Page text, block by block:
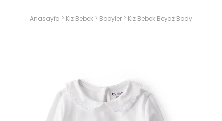
Anasayfa > Kız Bebek > Bodyler > Kız Bebek Beyaz Body